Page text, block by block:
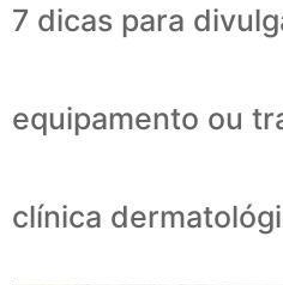
7 dicas para
equipamento ou
clínica